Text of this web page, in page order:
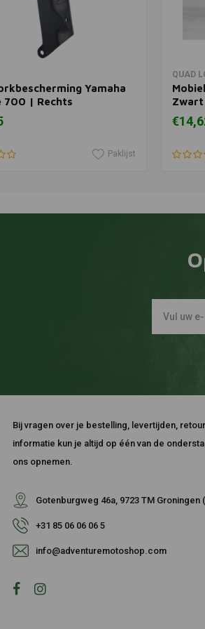
Yamaha
700 | Rechts
Paklijst
QUAD
Zwart
Bij vragen over je bestelling, levertijden,
informatie kun je altijd op één van de
ons opnemen.
Gotenburgweg 46a, 9723 TM Groningen
+31 85 06 06 06 5
info@adventuremotoshop.com